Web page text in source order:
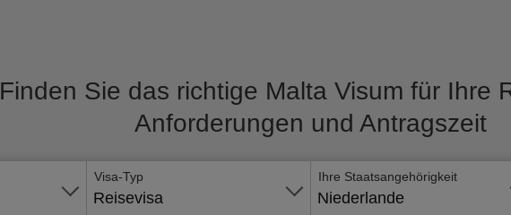
Finden Sie das richtige Malta Visum für Ihre
Anforderungen und Antragszeit
Visa-Typ
Reisevisa
Ihre Staatsangehörigkeit
Niederlande